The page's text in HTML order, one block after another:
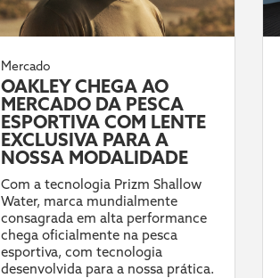
Mercado
OAKLEY CHEGA AO
MERCADO DA PESCA
ESPORTIVA COM LENTE
EXCLUSIVA PARA A
NOSSA MODALIDADE
Com a tecnologia Prizm Shallow
Water, marca mundialmente
consagrada em alta performance
chega oficialmente na pesca
esportiva, com tecnologia
desenvolvida para a nossa prática.